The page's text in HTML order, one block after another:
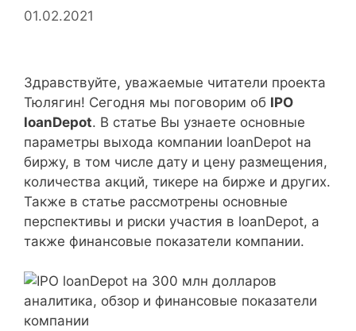
01.02.2021
Здравствуйте, уважаемые читатели проекта
Тюлягин! Сегодня мы поговорим об IPO
loanDepot. В статье Вы узнаете основные
параметры выхода компании loanDepot на
биржу, в том числе дату и цену размещения,
количества акций, тикере на бирже и других.
Также в статье рассмотрены основные
перспективы и риски участия в loanDepot, а
также финансовые показатели компании.